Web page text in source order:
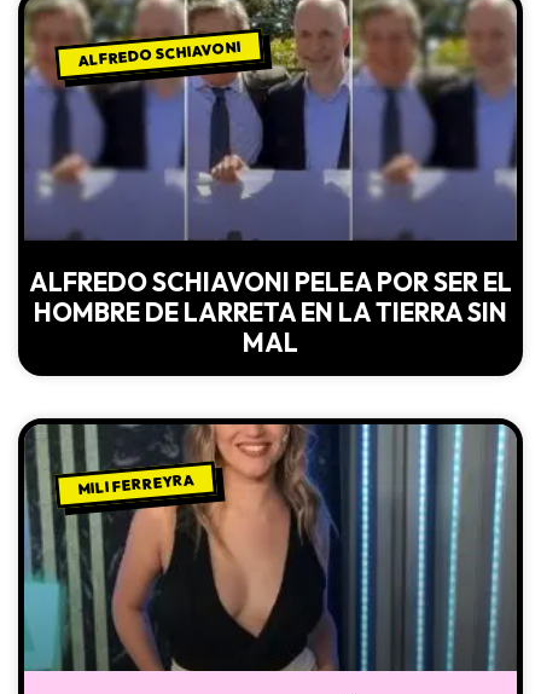
ALFREDO SCHIAVONI
ALFREDO SCHIAVONI PELEA POR SER EL
HOMBRE DE LARRETA EN LA TIERRA SIN
MAL
MILI FERREYRA